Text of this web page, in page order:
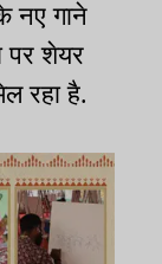
नए गाने
पर शेयर
रहा है.